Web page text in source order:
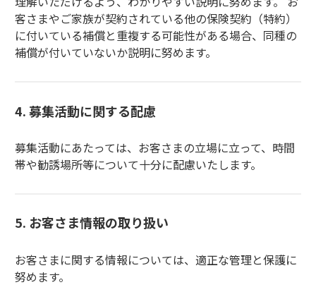
客さまやご家族が契約されている他の保険契約（特約）
に付いている補償と重複する可能性がある場合、同種の
補償が付いていないか説明に努めます。
4. 募集活動に関する配慮
募集活動にあたっては、お客さまの立場に立って、時間
帯や勧誘場所等について十分に配慮いたします。
5. お客さま情報の取り扱い
お客さまに関する情報については、適正な管理と保護に
努めます。